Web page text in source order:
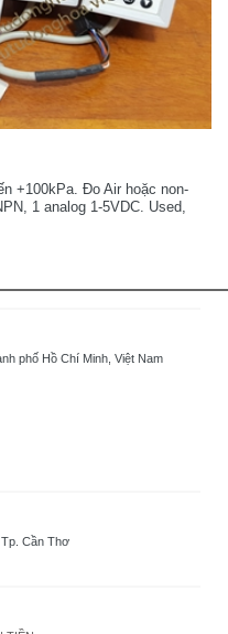
+100kPa. Đo Air hoặc non-
1 analog 1-5VDC. Used,
phố Hồ Chí Minh, Việt Nam
Cần Thơ